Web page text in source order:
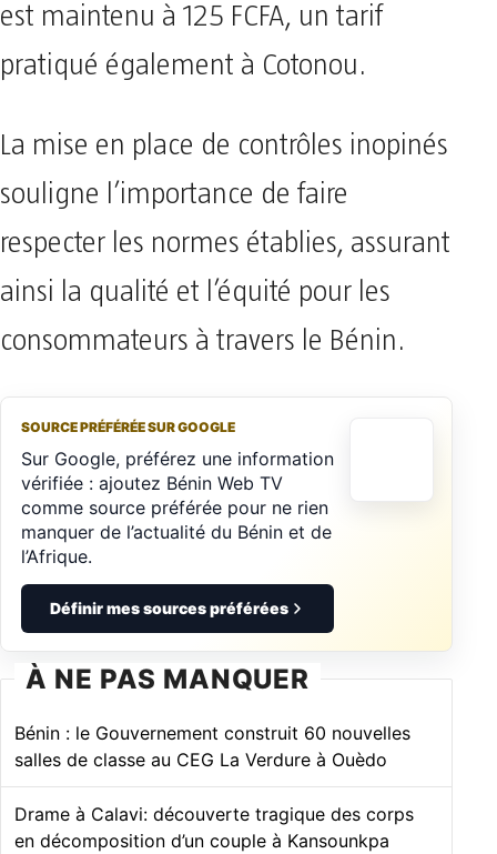
est maintenu à 125 FCFA, un tarif
pratiqué également à Cotonou.
La mise en place de contrôles inopinés
souligne l’importance de faire
respecter les normes établies, assurant
ainsi la qualité et l’équité pour les
consommateurs à travers le Bénin.
SOURCE PRÉFÉRÉE SUR GOOGLE
Sur Google, préférez une information
vérifiée : ajoutez Bénin Web TV
comme source préférée pour ne rien
manquer de l’actualité du Bénin et de
l’Afrique.
Définir mes sources préférées
À NE PAS MANQUER
Bénin : le Gouvernement construit 60 nouvelles
salles de classe au CEG La Verdure à Ouèdo
Drame à Calavi: découverte tragique des corps
en décomposition d’un couple à Kansounkpa